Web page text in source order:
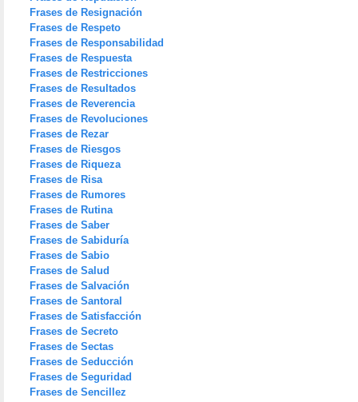
Frases de Resignación
Frases de Respeto
Frases de Responsabilidad
Frases de Respuesta
Frases de Restricciones
Frases de Resultados
Frases de Reverencia
Frases de Revoluciones
Frases de Rezar
Frases de Riesgos
Frases de Riqueza
Frases de Risa
Frases de Rumores
Frases de Rutina
Frases de Saber
Frases de Sabiduría
Frases de Sabio
Frases de Salud
Frases de Salvación
Frases de Santoral
Frases de Satisfacción
Frases de Secreto
Frases de Sectas
Frases de Seducción
Frases de Seguridad
Frases de Sencillez